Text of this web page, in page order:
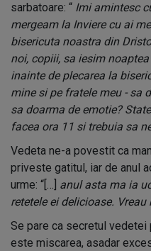
sarbatoare: “ Imi amintesc
mergeam la Inviere cu ai
bisericuta noastra din
noi, copiii, sa iesim
inainte de plecarea la
mine si pe fratele meu - sa
sa doarma de emotie?
facea ora 11 si trebuia sa
Vedeta ne-a povestit ca
priveste gatitul, iar de anul
urme: “[…] anul asta ma ia
retetele ei delicioase.
Se pare ca secretul vedetei
este miscarea, asadar